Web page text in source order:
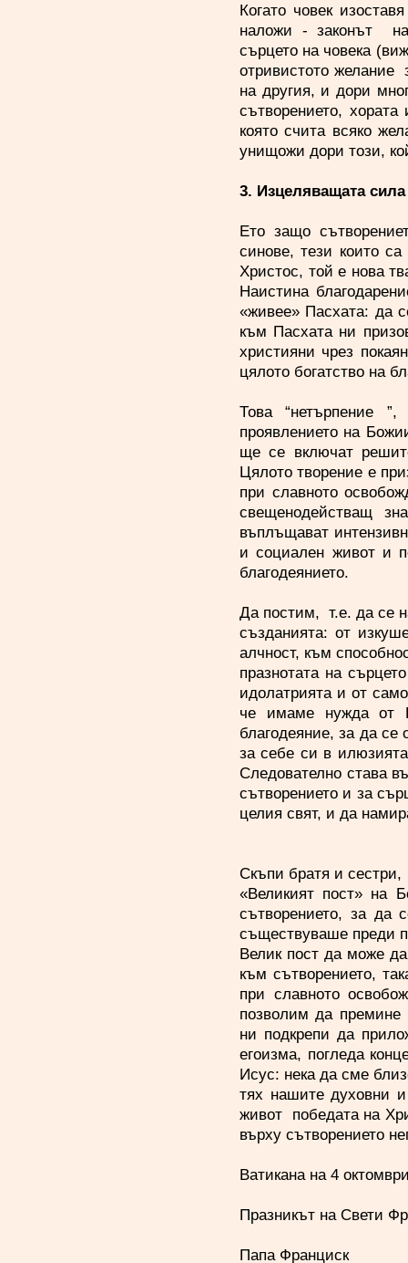
Когато човек
наложи - законът на
сърцето на човека
отривистото желание
на другия, и дори
сътворението,
която счита всяко
унищожи дори този,
3. Изцеляващата
Ето защо
синове, тези които
Христос, той е нова
Наистина
«живее» Пасхата: да
към Пасхата ни
християни чрез
цялото богатство на
Това “нетърпение
проявлението на
ще се включат
Цялото творение е
при славното
свещенодействащ
въплъщават
и социален живот и
благодеянието.
Да постим, т.е. да се
създанията: от
алчност, към
празнотата на
идолатрията и от
че имаме нужда от
благодеяние, за да се
за себе си в
Следователно става
сътворението и за
целия свят, и да
Скъпи братя и сестри,
«Великият пост» на
сътворението, за да
съществуваше преди
Велик пост да може
към сътворението,
при славното
позволим да премине
ни подкрепи да
егоизма, погледа
Исус: нека да сме
тях нашите духовни
живот победата на
върху сътворението
Ватикана на 4
Празникът на Свети
Папа Франциск